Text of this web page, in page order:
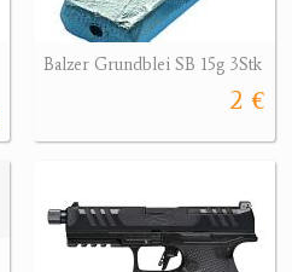
Balzer Grundblei SB 15g 3Stk
2 €